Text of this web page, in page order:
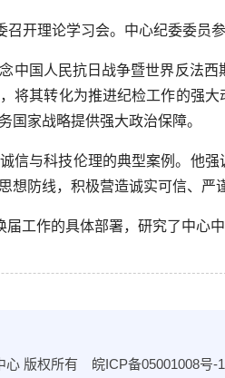
开理论学习会。中心纪委委员
中国人民抗日战争暨世界反法
将其转化为推进纪检工作的强
国家战略提供强大政治保障。
信与科技伦理的典型案例。他
想防线，积极营造诚实可信、严
届工作的具体部署，研究了中心
心 版权所有 皖ICP备05001008号-